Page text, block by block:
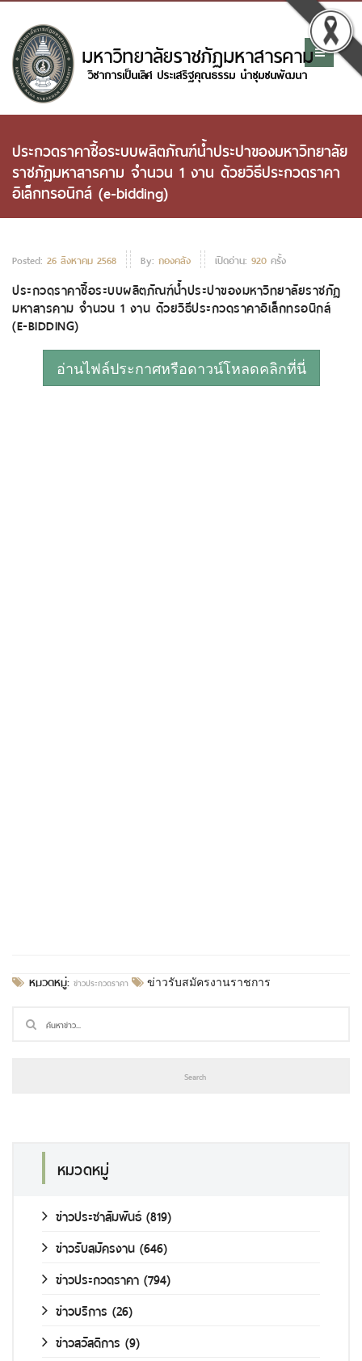
ประกวดราคาซื้อระบบผลิตภัณฑ์น้ำประปาของมหาวิทยาลัย
ราชภัฏมหาสารคาม จำนวน 1 งาน ด้วยวิธีประกวดราคา
อิเล็กทรอนิกส์ (e-bidding)
Posted: 26 สิงหาคม 2568 By: กองคลัง เปิดอ่าน: 920 ครั้ง
ประกวดราคาซื้อระบบผลิตภัณฑ์น้ำประปาของมหาวิทยาลัยราชภัฏ
มหาสารคาม จำนวน 1 งาน ด้วยวิธีประกวดราคาอิเล็กทรอนิกส์
(E-BIDDING)
อ่านไฟล์ประกาศหรือดาวน์โหลดคลิกที่นี่
หมวดหมู่: ข่าวประกวดราคา ข่าวรับสมัครงานราชการ
หมวดหมู่
ข่าวประชาสัมพันธ์ (819)
ข่าวรับสมัครงาน (646)
ข่าวประกวดราคา (794)
ข่าวบริการ (26)
ข่าวสวัสดิการ (9)